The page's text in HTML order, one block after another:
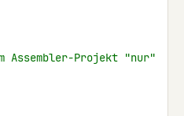
Assembler-Projekt "nur"